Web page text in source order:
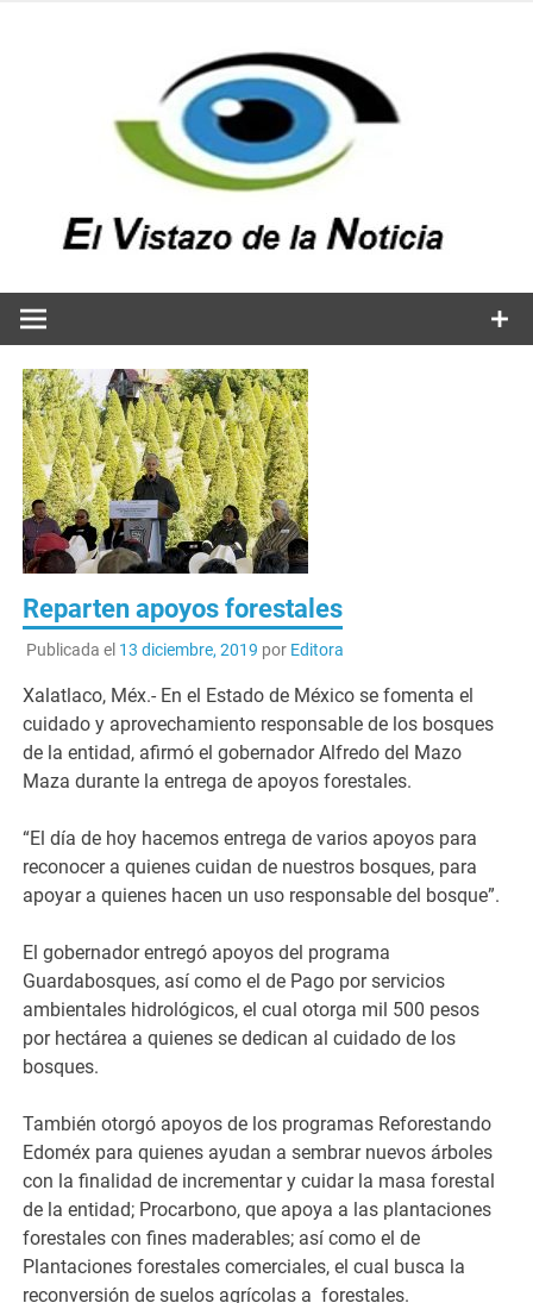
Reparten apoyos forestales
Publicada el 13 diciembre, 2019 por Editora
Xalatlaco, Méx.- En el Estado de México se fomenta el
cuidado y aprovechamiento responsable de los bosques
de la entidad, afirmó el gobernador Alfredo del Mazo
Maza durante la entrega de apoyos forestales.
“El día de hoy hacemos entrega de varios apoyos para
reconocer a quienes cuidan de nuestros bosques, para
apoyar a quienes hacen un uso responsable del bosque”.
El gobernador entregó apoyos del programa
Guardabosques, así como el de Pago por servicios
ambientales hidrológicos, el cual otorga mil 500 pesos
por hectárea a quienes se dedican al cuidado de los
bosques.
También otorgó apoyos de los programas Reforestando
Edoméx para quienes ayudan a sembrar nuevos árboles
con la finalidad de incrementar y cuidar la masa forestal
de la entidad; Procarbono, que apoya a las plantaciones
forestales con fines maderables; así como el de
Plantaciones forestales comerciales, el cual busca la
reconversión de suelos agrícolas a forestales.